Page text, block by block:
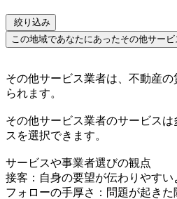
絞り込み
この地域であなたにあったその他サー
その他サービス業者は、不動産
られます。
その他サービス業者のサービス
スを選択できます。
サービスや事業者選びの観点
接客：自身の要望が伝わりやす
フォローの手厚さ：問題が起き